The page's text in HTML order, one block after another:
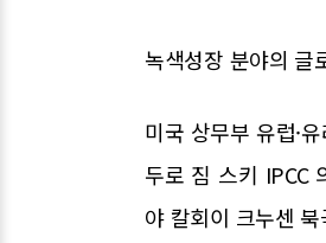
녹색성장 분야의 글
미국 상무부 유럽·
두로 짐 스키 IPCC
야 칼회이 크누센